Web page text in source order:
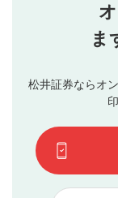
投稿する
星で評価をす
3
動画の評価
です）
行ってくださ
当社は、利用
ブルによって
評価およびコ
ます。掲載さ
てはお答えで
て結果のご連
下記の項目に
見合わせる場
ま
松井証券ならオ